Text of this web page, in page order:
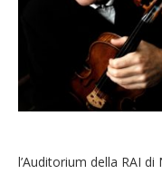
l’Auditorium della RAI